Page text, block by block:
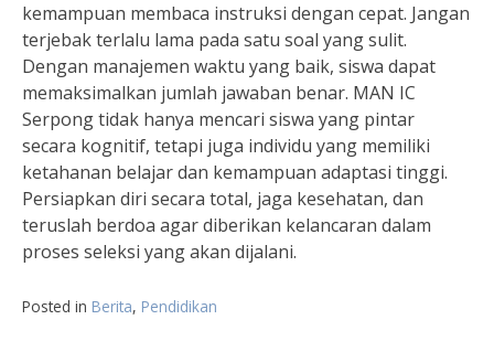
kemampuan membaca instruksi dengan cepat. Jangan
terjebak terlalu lama pada satu soal yang sulit.
Dengan manajemen waktu yang baik, siswa dapat
memaksimalkan jumlah jawaban benar. MAN IC
Serpong tidak hanya mencari siswa yang pintar
secara kognitif, tetapi juga individu yang memiliki
ketahanan belajar dan kemampuan adaptasi tinggi.
Persiapkan diri secara total, jaga kesehatan, dan
teruslah berdoa agar diberikan kelancaran dalam
proses seleksi yang akan dijalani.
Posted in Berita, Pendidikan